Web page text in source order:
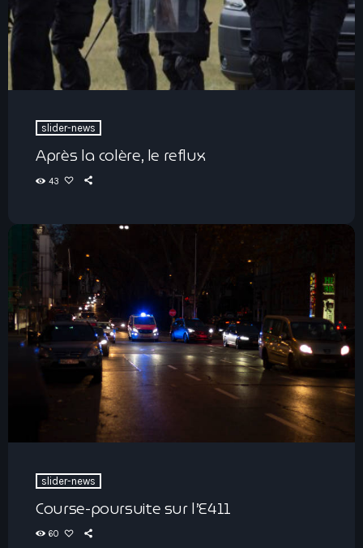
slider-news
Après la colère, le reflux
43
slider-news
Course-poursuite sur l’E411
60